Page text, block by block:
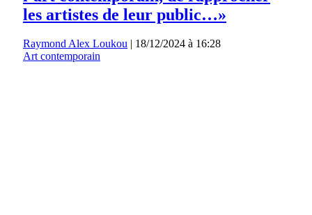
les artistes de leur public…»
Raymond Alex Loukou | 18/12/2024 à 16:28
Art contemporain